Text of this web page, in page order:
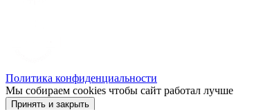
Политика конфиденциальности
Мы собираем cookies чтобы сайт работал лучше
Принять и закрыть